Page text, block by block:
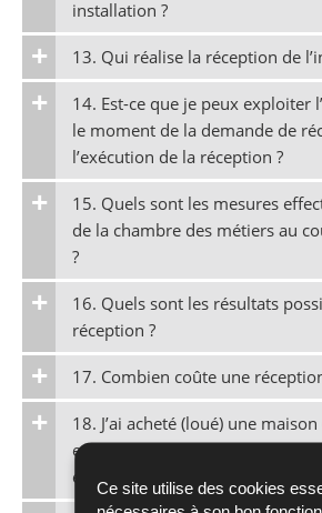
Ce site utilise des cookies
installation ?
13. Qui réalise la réception de
14. Est-ce que je peux exploiter
le moment de la demande de
l’exécution de la réception ?
15. Quels sont les mesures
de la chambre des métiers au
?
16. Quels sont les résultats
réception ?
17. Combien coûte une
18. J’ai acheté (loué) une
et l’installateur constate que
été réceptionnée. Qu’est-ce que